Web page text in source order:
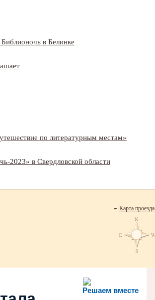
в Белинке
по литературным местам»
2023» в Свердловской области
Карта проезда
Решаем вместе